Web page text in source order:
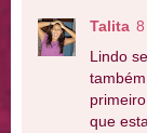
Talita
Lindo
que